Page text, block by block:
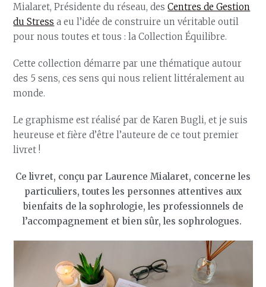
Mialaret, Présidente du réseau, desCentres de Gestion
du Stress a eu l’idée de construire un véritable outil
pour nous toutes et tous : la Collection Équilibre.
Cette collection démarre par une thématique autour
des 5 sens, ces sens qui nous relient littéralement au
monde.
Le graphisme est réalisé par de Karen Bugli, et je suis
heureuse et fière d’être l’auteure de ce tout premier
livret !
Ce livret, conçu par Laurence Mialaret, concerne les
particuliers, toutes les personnes attentives aux
bienfaits de la sophrologie, les professionnels de
l’accompagnement et bien sûr, les sophrologues.